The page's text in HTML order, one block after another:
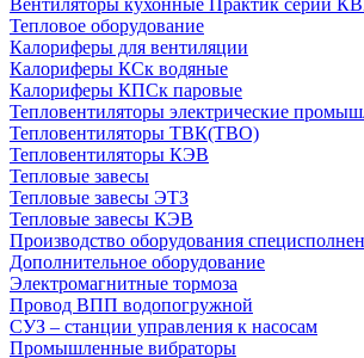
Вентиляторы кухонные Практик серии
Тепловое оборудование
Калориферы для вентиляции
Калориферы КСк водяные
Калориферы КПСк паровые
Тепловентиляторы электрические
Тепловентиляторы ТВК(ТВО)
Тепловентиляторы КЭВ
Тепловые завесы
Тепловые завесы ЭТЗ
Тепловые завесы КЭВ
Производство оборудования
Дополнительное оборудование
Электромагнитные тормоза
Провод ВПП водопогружной
СУЗ – станции управления к насосам
Промышленные вибраторы